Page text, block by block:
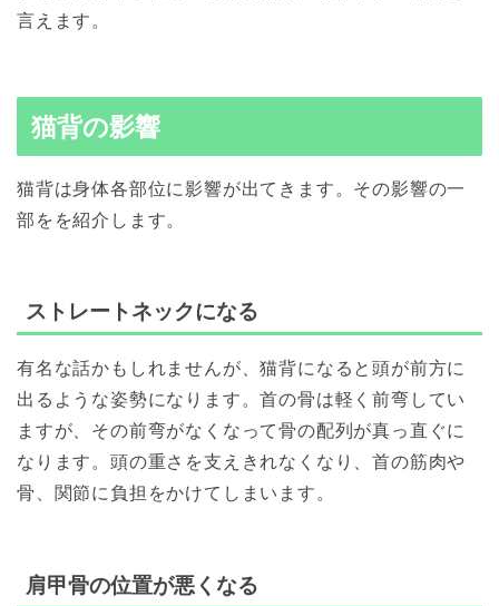
言えます。
猫背の影響
猫背は身体各部位に影響が出てきます。その影響の一
部をを紹介します。
ストレートネックになる
有名な話かもしれませんが、猫背になると頭が前方に
出るような姿勢になります。首の骨は軽く前弯してい
ますが、その前弯がなくなって骨の配列が真っ直ぐに
なります。頭の重さを支えきれなくなり、首の筋肉や
骨、関節に負担をかけてしまいます。
肩甲骨の位置が悪くなる